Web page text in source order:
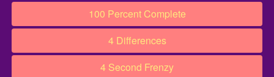
100 Percent Complete
4 Differences
4 Second Frenzy